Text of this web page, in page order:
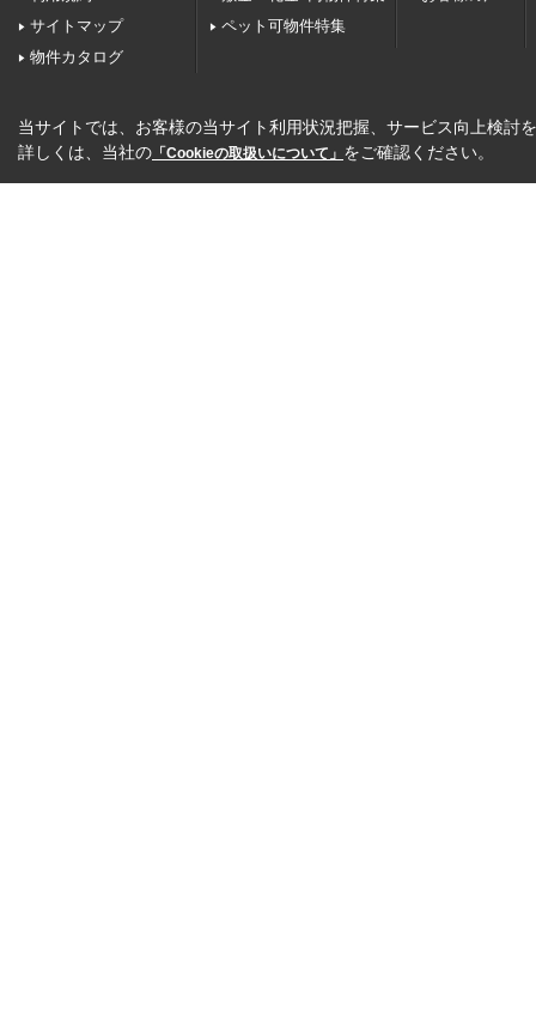
サイトマップ
物件カタログ
ペット可物件特集
当サイトでは、お客様の当サイト利用状況把握、サービス向上検討
詳しくは、当社の 「Cookieの取扱いについて」 をご確認ください。